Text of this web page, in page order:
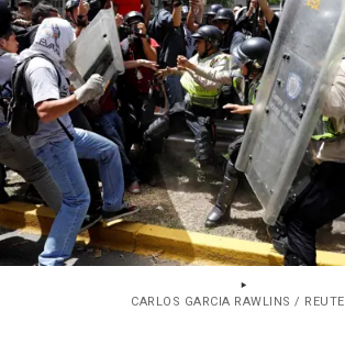
CARLOS GARCIA RAWLINS / REUTE